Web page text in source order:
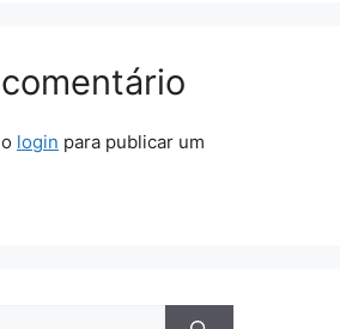
login para publicar um